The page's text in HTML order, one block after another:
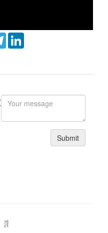
Telegram
Submit
สี